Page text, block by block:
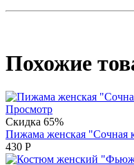
Похожие
Просмотр
Скидка 65%
Пижама женская "Сочная
430 Р